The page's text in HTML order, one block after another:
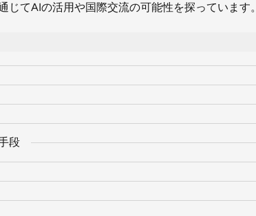
てAIの活用や国際交流の可能性を探っています。
段